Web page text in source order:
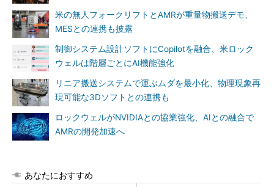
米の無人フォークリフトとAMRが重量物搬送デモ、
MESとの連携も披露
制御システム設計ソフトにCopilotを融合、米ロック
ウェルは階層ごとにAI機能強化
リニア搬送システムで運ぶムダを最小化、物理現象再
現可能な3Dソフトとの連携も
ロックウェルがNVIDIAとの協業強化、AIとの融合で
AMRの開発加速へ
あなたにおすすめ